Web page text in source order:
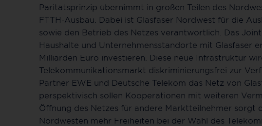
Paritätsprinzip übernimmt in großen Teilen des
FTTH-Ausbau. Dabei ist Glasfaser Nordwest für die
sowie den Betrieb des Netzes verantwortlich. Das
Haushalte und Unternehmensstandorte mit Glasfaser
Milliarden Euro investieren. Diese neue Infrastruktur
Telekommunikationsmarkt diskriminierungsfrei zur
Partner EWE und Deutsche Telekom das Netz von
perspektivisch sollen Kooperationen mit weiteren
Öffnung des Netzes für andere Marktteilnehmer sorgt
Nordwesten mehr Freiheiten bei der Wahl des